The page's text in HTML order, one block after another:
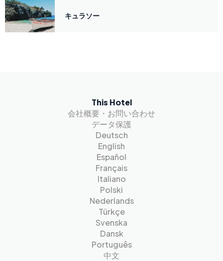
キュラソー
This Hotel
会社概要・お問い合わせ
データ保護
Deutsch
English
Español
Français
Italiano
Polski
Nederlands
Türkçe
Svenska
Dansk
Português
中文